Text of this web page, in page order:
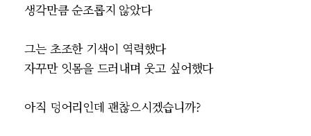
생각만큼 순조롭지 않았다
그는 초조한 기색이 역력했다
자꾸만 잇몸을 드러내며 웃고 싶어했다
아직 덩어리인데 괜찮으시겠습니까?